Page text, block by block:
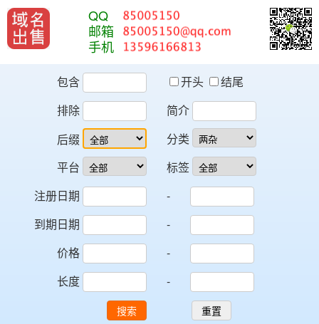
QQ
邮箱
手机
包含 开头
结尾
排除
简介
后缀
平台
分类
标签
注册日期
-
到期日期
-
价格
-
长度
-
搜索 重置